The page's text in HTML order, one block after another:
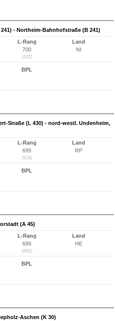
- Northeim-Bahnhofstraße (B 241)
L-Rang
700
(432)
Land
NI
BPL
Straße (L 430) - nord-westl. Undenheim,
L-Rang
699
(528)
Land
RP
BPL
(A 45)
L-Rang
699
(682)
Land
HE
BPL
Aschen (K 30)